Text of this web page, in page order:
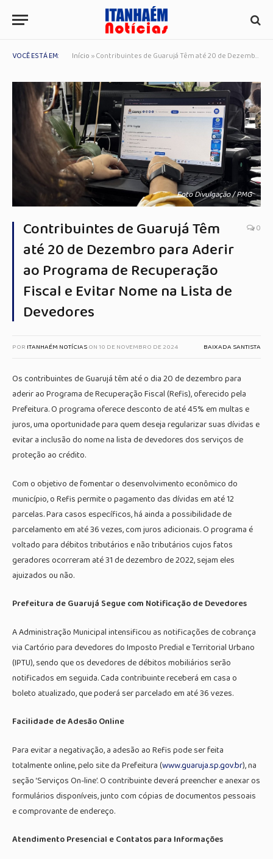
VOCÊ ESTÁ EM: Início »Contribuintes de Guarujá Têm até 20 de Dezembro para Aderir ao Programa de Recuperação Fiscal e Evitar Nome na Lista de Devedores
Foto Divulgação / PMG
Contribuintes de Guarujá Têm
até 20 de Dezembro para Aderir
ao Programa de Recuperação
Fiscal e Evitar Nome na Lista de
Devedores
0
POR ITANHAÉM NOTÍCIASON10 DE NOVEMBRO DE 2024 BAIXADA SANTISTA
Os contribuintes de Guarujá têm até o dia 20 de dezembro para
aderir ao Programa de Recuperação Fiscal (Refis), oferecido pela
Prefeitura. O programa oferece desconto de até 45% em multas e
juros, uma oportunidade para quem deseja regularizar suas dívidas e
evitar a inclusão do nome na lista de devedores dos serviços de
proteção ao crédito.
Com o objetivo de fomentar o desenvolvimento econômico do
município, o Refis permite o pagamento das dívidas em até 12
parcelas. Para casos específicos, há ainda a possibilidade de
parcelamento em até 36 vezes, com juros adicionais. O programa é
voltado para débitos tributários e não tributários cujos fatos
geradores ocorreram até 31 de dezembro de 2022, sejam eles
ajuizados ou não.
Prefeitura de Guarujá Segue com Notificação de Devedores
A Administração Municipal intensificou as notificações de cobrança
via Cartório para devedores do Imposto Predial e Territorial Urbano
(IPTU), sendo que os devedores de débitos mobiliários serão
notificados em seguida. Cada contribuinte receberá em casa o
boleto atualizado, que poderá ser parcelado em até 36 vezes.
Facilidade de Adesão Online
Para evitar a negativação, a adesão ao Refis pode ser feita
totalmente online, pelo site da Prefeitura (www.guaruja.sp.gov.br), na
seção ‘Serviços On-line’. O contribuinte deverá preencher e anexar os
formulários disponíveis, junto com cópias de documentos pessoais
e comprovante de endereço.
Atendimento Presencial e Contatos para Informações